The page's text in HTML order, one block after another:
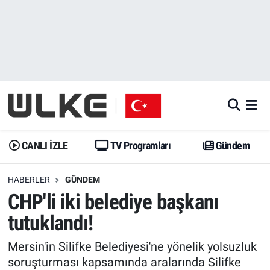
CANLI İZLE TV Programları Gündem
HABERLER GÜNDEM
CHP'li iki belediye başkanı
tutuklandı!
Mersin'in Silifke Belediyesi'ne yönelik yolsuzluk
soruşturması kapsamında aralarında Silifke
Gündem
Dünya
Erişim Bilgileri
Ekonomi
Trend
Gündem
Trend
Erişim Bilgileri
Spor
Ekonomi
İstanbul Namaz Vakitleri
Trafik Durumu
Erişim Bilgileri
Tüm Manşetler
Son Dakika Haberleri